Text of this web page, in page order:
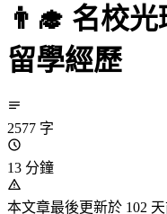
👨‍🎓 名校
留學經歷
2577 字
13 分鐘
本文章最後更新於 102